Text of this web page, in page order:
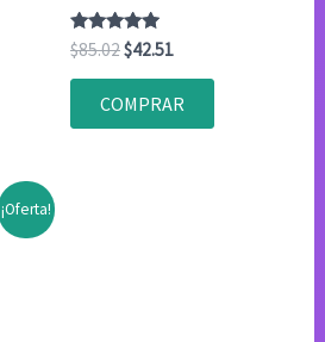
Valorado
con
4.75
$85.02El
original
era:
$42.51
actual
es:
COMPRAR
¡Oferta!